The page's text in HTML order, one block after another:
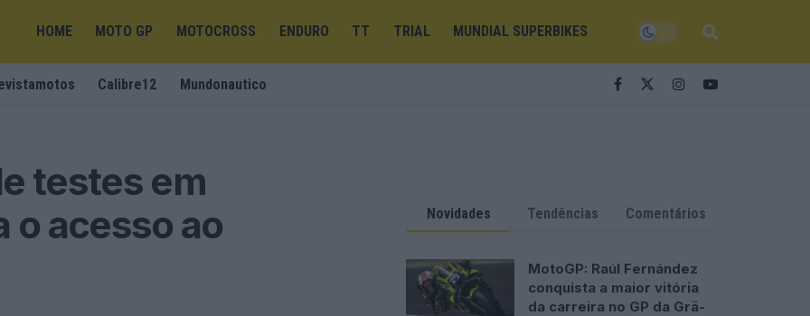
HOME MOTO GP MOTOCROSS ENDURO TT TRIAL MUNDIAL SUPERBIKES
Calibre12 Mundonautico
testes em
o acesso ao
Novidades Tendências Comentários
MotoGP: Raúl Fernández
conquista a maior vitória
da carreira no GP da Grã-